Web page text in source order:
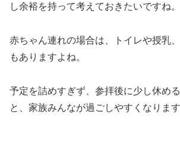
し余裕を持って考えておきたいですね。
赤ちゃん連れの場合は、トイレや授乳
もありますよね。
予定を詰めすぎず、参拝後に少し休め
と、家族みんなが過ごしやすくなります